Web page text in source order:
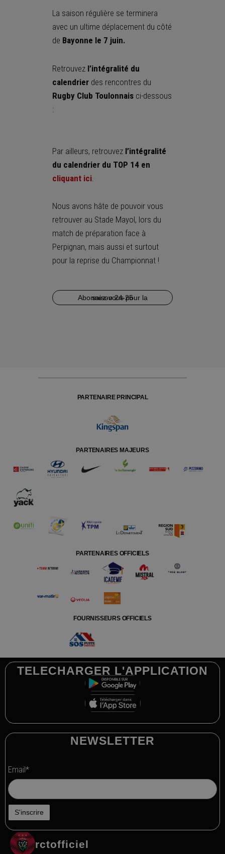
La saison régulière se terminera
avec un ultime déplacement du côté
de Bayonne le 7 juin.
Retrouvez l’intégralité du
calendrier des rencontres du
Rugby Club Toulonnais ci-dessous
:
Par ailleurs, retrouvez l’intégralité
du calendrier du TOP 14 en
cliquant ici
Nous avons hâte de pouvoir vous
retrouver au Stade Mayol, lors du
match de préparation face à
Perpignan, mais aussi et surtout
pour la reprise du Championnat !
Abonnez-vous pour la saison 24-25
PARTENAIRE PRINCIPAL
PARTENAIRES MAJEURS
PARTENAIRES OFFICIELS
FOURNISSEURS OFFICIELS
TELECHARGER L'APPLICATION
NEWSLETTER
Email*
rctofficiel